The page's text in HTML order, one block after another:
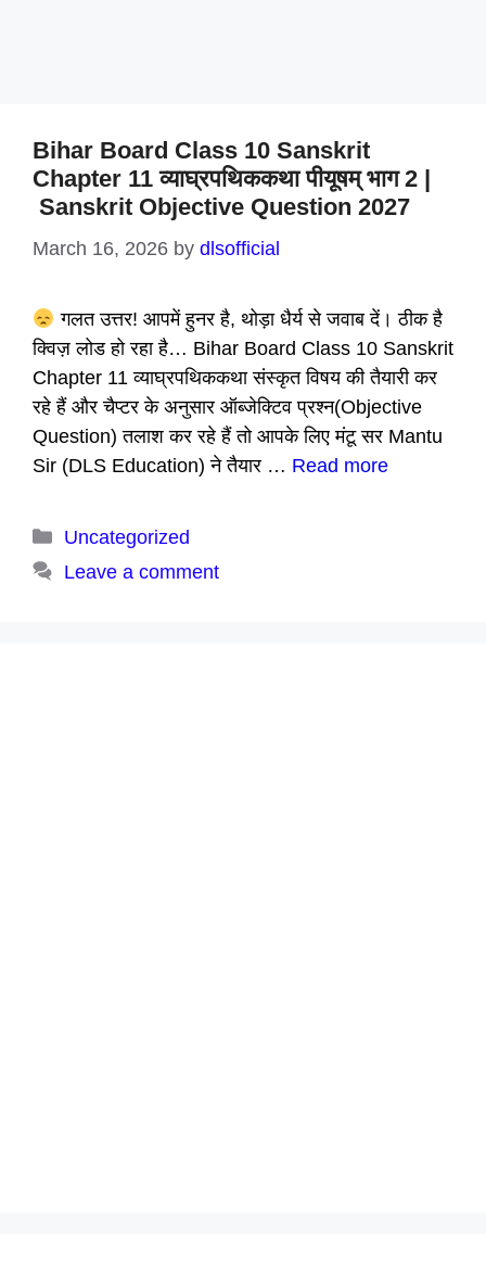
Bihar Board Class 10 Sanskrit
Chapter 11 व्याघ्रपथिककथा पीयूषम् भाग 2 |
Sanskrit Objective Question 2027
March 16, 2026 by dlsofficial
गलत उत्तर! आपमें हुनर है, थोड़ा धैर्य से जवाब दें। ठीक है
क्विज़ लोड हो रहा है… Bihar Board Class 10 Sanskrit
Chapter 11 व्याघ्रपथिककथा संस्कृत विषय की तैयारी कर
रहे हैं और चैप्टर के अनुसार ऑब्जेक्टिव प्रश्न(Objective
Question) तलाश कर रहे हैं तो आपके लिए मंटू सर Mantu
Sir (DLS Education) ने तैयार … Read more
Categories
Uncategorized
Leave a comment